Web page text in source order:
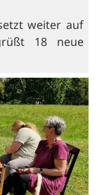
weiter auf
18 neue